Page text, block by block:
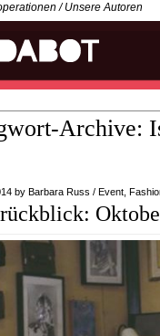
/ Unsere Autoren
Archive:
by Barbara Russ / Event